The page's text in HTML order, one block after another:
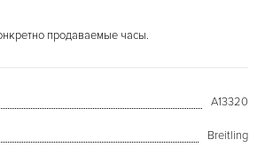
продаваемые часы.
A13320
Breitling